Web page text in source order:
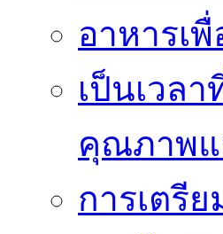
อาหารเ
เป็นเวล
คุณภาพแ
การเตรี